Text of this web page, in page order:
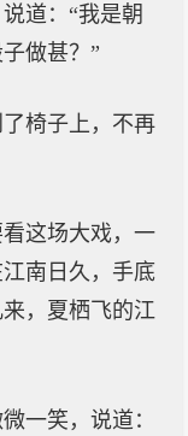
道：“我是朝
做甚？”
椅子上，不再
这场大戏，一
南日久，手底
，夏栖飞的江
一笑，说道：